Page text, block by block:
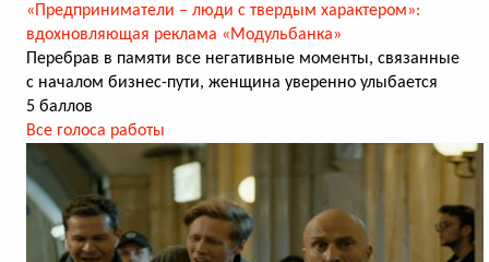
«Предприниматели – люди с твердым характером»:
вдохновляющая реклама «Модульбанка»
Перебрав в памяти все негативные моменты, связанные
с началом бизнес-пути, женщина уверенно улыбается
5 баллов
Все голоса работы